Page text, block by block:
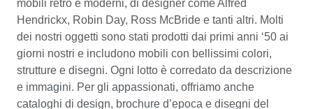
mobili retrò e moderni, di designer come Alfred
Hendrickx, Robin Day, Ross McBride e tanti altri. Molti
dei nostri oggetti sono stati prodotti dai primi anni ‘50 ai
giorni nostri e includono mobili con bellissimi colori,
strutture e disegni. Ogni lotto è corredato da descrizione
e immagini. Per gli appassionati, offriamo anche
cataloghi di design, brochure d’epoca e disegni del